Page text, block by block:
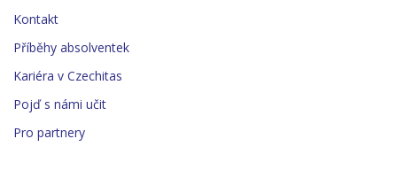
Kontakt
Příběhy absolventek
Kariéra v Czechitas
Pojď s námi učit
Pro partnery